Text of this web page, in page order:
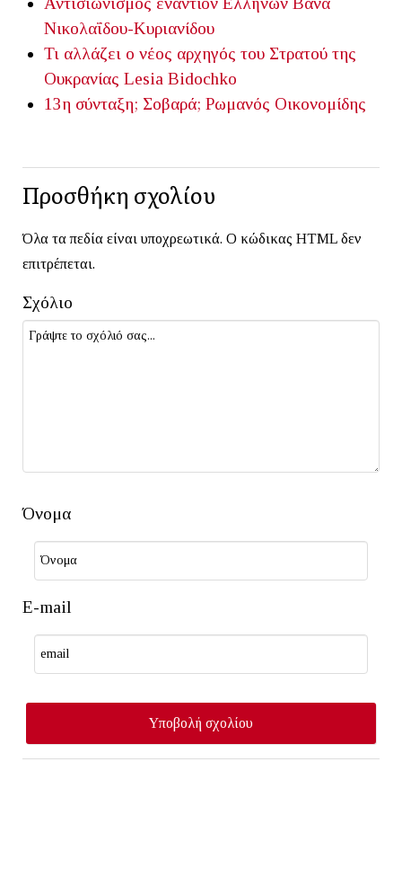
Νικολαΐδου-Κυριανίδου
Τι αλλάζει ο νέος αρχηγός του Στρατού της
Ουκρανίας Lesia Bidochko
13η σύνταξη; Σοβαρά; Ρωμανός Οικονομίδης
Προσθήκη σχολίου
Όλα τα πεδία είναι υποχρεωτικά. Ο κώδικας HTML δεν
επιτρέπεται.
Σχόλιο
Όνομα
E-mail